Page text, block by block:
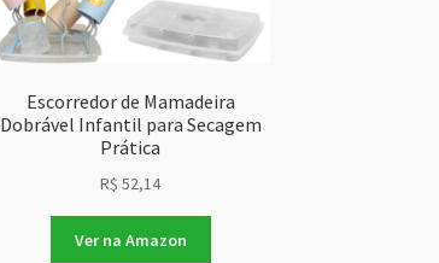
Escorredor de Mamadeira
Dobrável Infantil para Secagem
Prática
R$ 52,14
Ver na Amazon